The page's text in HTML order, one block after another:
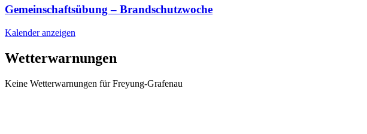
Gemeinschaftsübung – Brandschutzwoche
Kalender anzeigen
Wetterwarnungen
Keine Wetterwarnungen für Freyung-Grafenau